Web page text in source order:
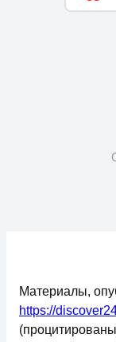
Материалы,
https://